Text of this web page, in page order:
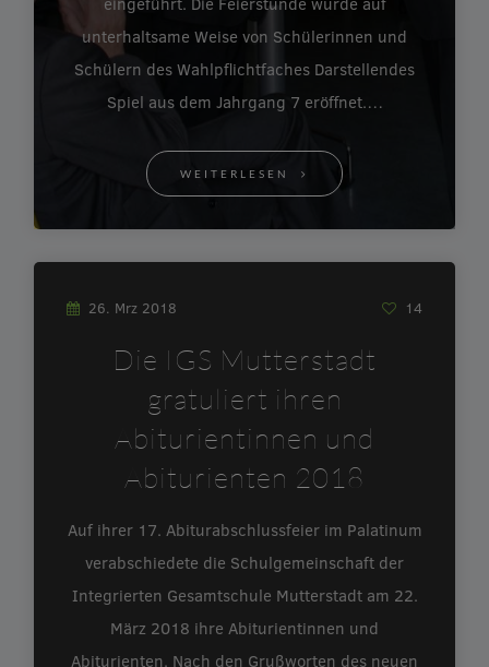
unterhaltsame Weise von Schülerinnen und
Schülern des Wahlpflichtfaches Darstellendes
Spiel aus dem Jahrgang 7 eröffnet.…
WEITERLESEN
26. Mrz 2018 14
Die IGS Mutterstadt
gratuliert ihren
Abiturientinnen und
Abiturienten 2018
Auf ihrer 17. Abiturabschlussfeier im Palatinum
verabschiedete die Schulgemeinschaft der
Integrierten Gesamtschule Mutterstadt am 22.
März 2018 ihre Abiturientinnen und
Abiturienten. Nach den Grußworten des neuen